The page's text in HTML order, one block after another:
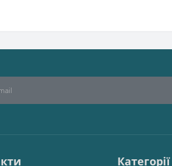
Категорії